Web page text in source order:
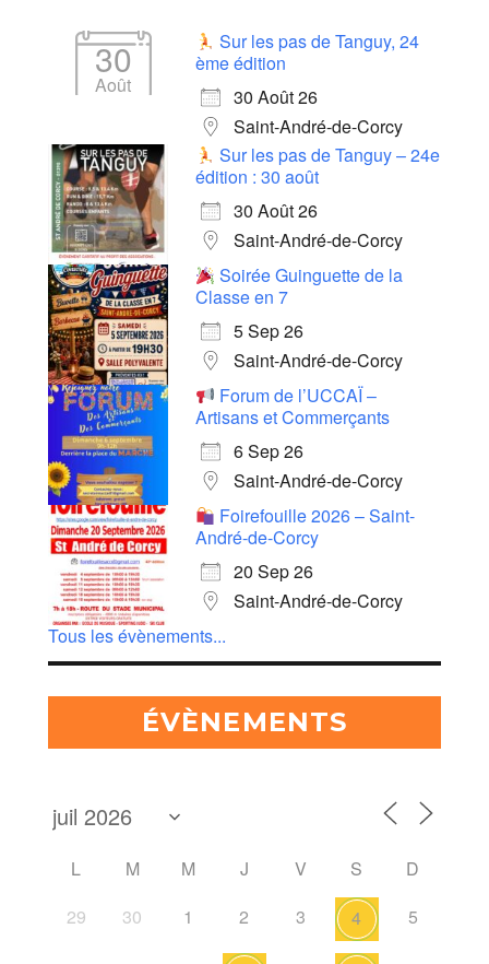
30
Août
Sur les pas de Tanguy, 24
ème édition
30 Août 26
Saint-André-de-Corcy
Sur les pas de Tanguy – 24e
édition : 30 août
30 Août 26
Saint-André-de-Corcy
Soirée Guinguette de la
Classe en 7
5 Sep 26
Saint-André-de-Corcy
Forum de l’UCCAÏ –
Artisans et Commerçants
6 Sep 26
Saint-André-de-Corcy
Foirefouille 2026 – Saint-
André-de-Corcy
20 Sep 26
Saint-André-de-Corcy
Tous les évènements...
ÉVÈNEMENTS
L M M J V S
D
29
30 1 2 3 4 5